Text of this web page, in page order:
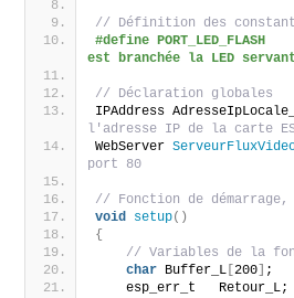
// Définition des
#define
est branchée la LED
// Déclaration globales
IPAddress
l'adresse IP de la carte
WebServer
port 80
// Fonction de
void setup()
{
// Variables de la
char Buffer_L [200
;
    esp_err_t   Retour_L;